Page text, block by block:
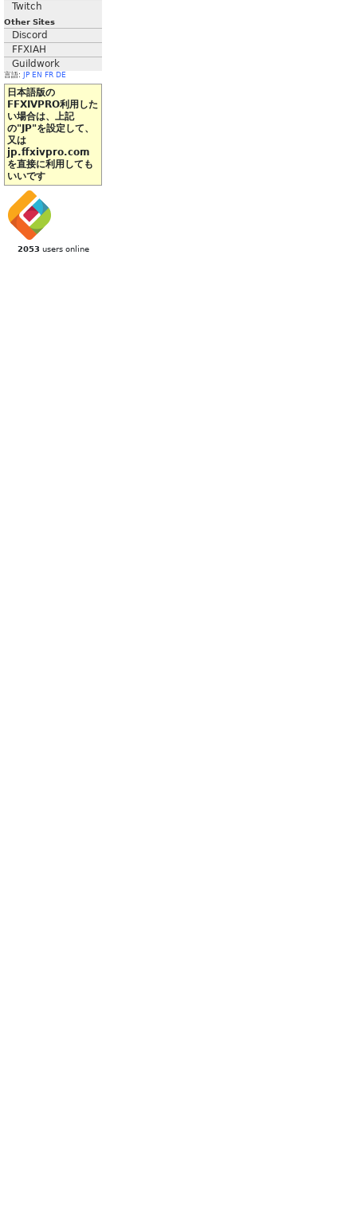
Twitch
Other Sites
Discord
FFXIAH
Guildwork
言語: JP EN FR DE
日本語版の
FFXIVPRO利用した
い場合は、上記
の"JP"を設定して、
又は
jp.ffxivpro.com
を直接に利用しても
いいです
2053 users online